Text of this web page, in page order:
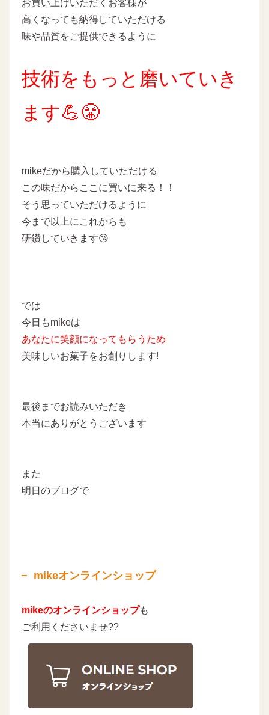
お買い上げいただくお客様が
高くなっても納得していただける
味や品質をご提供できるように
技術をもっと磨いていき
ます💪😤
mikeだから購入していただける
この味だからここに買いに来る！！
そう思っていただけるように
今まで以上にこれからも
研鑽していきます😘
では
今日もmikeは
あなたに笑顔になってもらうため
美味しいお菓子をお創りします!
最後までお読みいただき
本当にありがとうございます
また
明日のブログで
mikeオンラインショップ
mikeのオンラインショップも
ご利用くださいませ??